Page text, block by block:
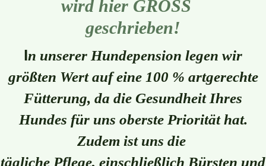
wird hier GROSS
geschrieben!
In unserer Hundepension legen wir
größten Wert auf eine 100 % artgerechte
Fütterung, da die Gesundheit Ihres
Hundes für uns oberste Priorität hat.
Zudem ist uns die
tägliche Pflege, einschließlich Bürsten und